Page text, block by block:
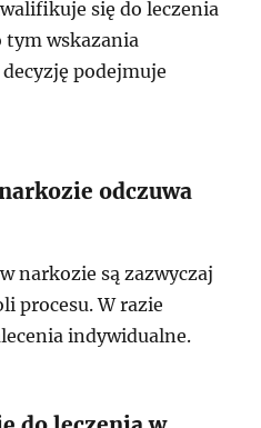
się do leczenia
tym wskazania
podejmuje
odczuwa
narkozie są zazwyczaj
procesu. W razie
indywidualne.